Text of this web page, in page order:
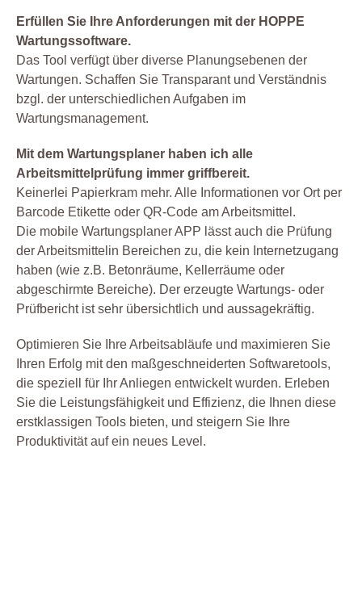
Erfüllen Sie Ihre Anforderungen mit der HOPPE
Wartungssoftware.
Das Tool verfügt über diverse Planungsebenen der
Wartungen. Schaffen Sie Transparant und Verständnis
bzgl. der unterschiedlichen Aufgaben im
Wartungsmanagement.
Mit dem Wartungsplaner haben ich alle
Arbeitsmittelprüfung immer griffbereit.
Keinerlei Papierkram mehr. Alle Informationen vor Ort per
Barcode Etikette oder QR-Code am Arbeitsmittel.
Die mobile Wartungsplaner APP lässt auch die Prüfung
der Arbeitsmittelin Bereichen zu, die kein Internetzugang
haben (wie z.B. Betonräume, Kellerräume oder
abgeschirmte Bereiche). Der erzeugte Wartungs- oder
Prüfbericht ist sehr übersichtlich und aussagekräftig.
Optimieren Sie Ihre Arbeitsabläufe und maximieren Sie
Ihren Erfolg mit den maßgeschneiderten Softwaretools,
die speziell für Ihr Anliegen entwickelt wurden. Erleben
Sie die Leistungsfähigkeit und Effizienz, die Ihnen diese
erstklassigen Tools bieten, und steigern Sie Ihre
Produktivität auf ein neues Level.